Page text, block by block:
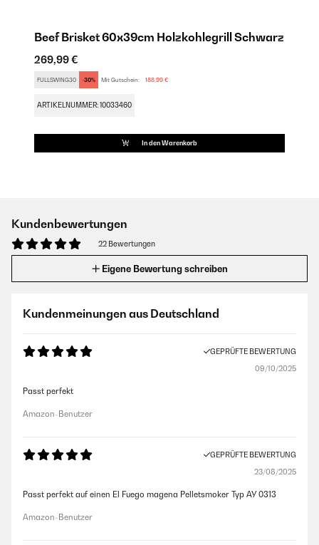
Beef Brisket 60x39cm Holzkohlegrill Schwarz
269,99 €
FULLSWING30 -30% Mit Gutschein: 188,99 €
ARTIKELNUMMER: 10033460
In den Warenkorb
Kundenbewertungen
22 Bewertungen
Eigene Bewertung schreiben
Kundenmeinungen aus Deutschland
GEPRÜFTE BEWERTUNG
09/10/2025
Passt perfekt
Amazon-Benutzer
GEPRÜFTE BEWERTUNG
23/08/2025
Passt perfekt auf einen El Fuego magena Pelletsmoker Typ AY 0313
Amazon-Benutzer